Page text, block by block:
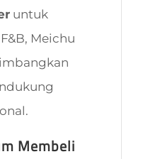
untuk
Meichu
Membeli